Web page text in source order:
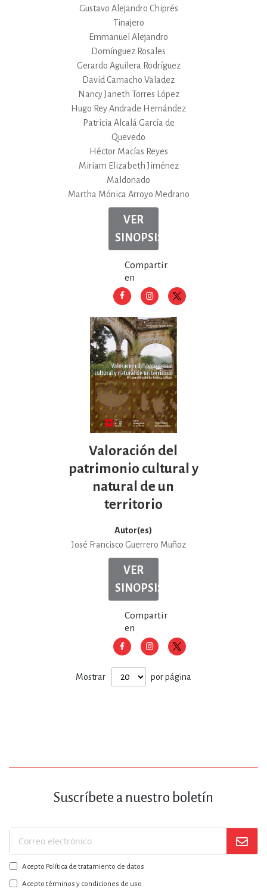
Gustavo Alejandro Chiprés
Tinajero
Emmanuel Alejandro
Domínguez Rosales
Gerardo Aguilera Rodríguez
David Camacho Valadez
Nancy Janeth Torres López
Hugo Rey Andrade Hernández
Patricia Alcalá García de
Quevedo
Héctor Macías Reyes
Miriam Elizabeth Jiménez
Maldonado
Martha Mónica Arroyo Medrano
VER
SINOPSIS
Compartir
en
Valoración del
patrimonio cultural y
natural de un
territorio
Autor(es)
José Francisco Guerrero Muñoz
VER
SINOPSIS
Compartir
en
Mostrar por página
Suscríbete a nuestro boletín
Suscríbase
a
nuestro
boletín:
Acepto Política de tratamiento de datos
Acepto términos y condiciones de uso